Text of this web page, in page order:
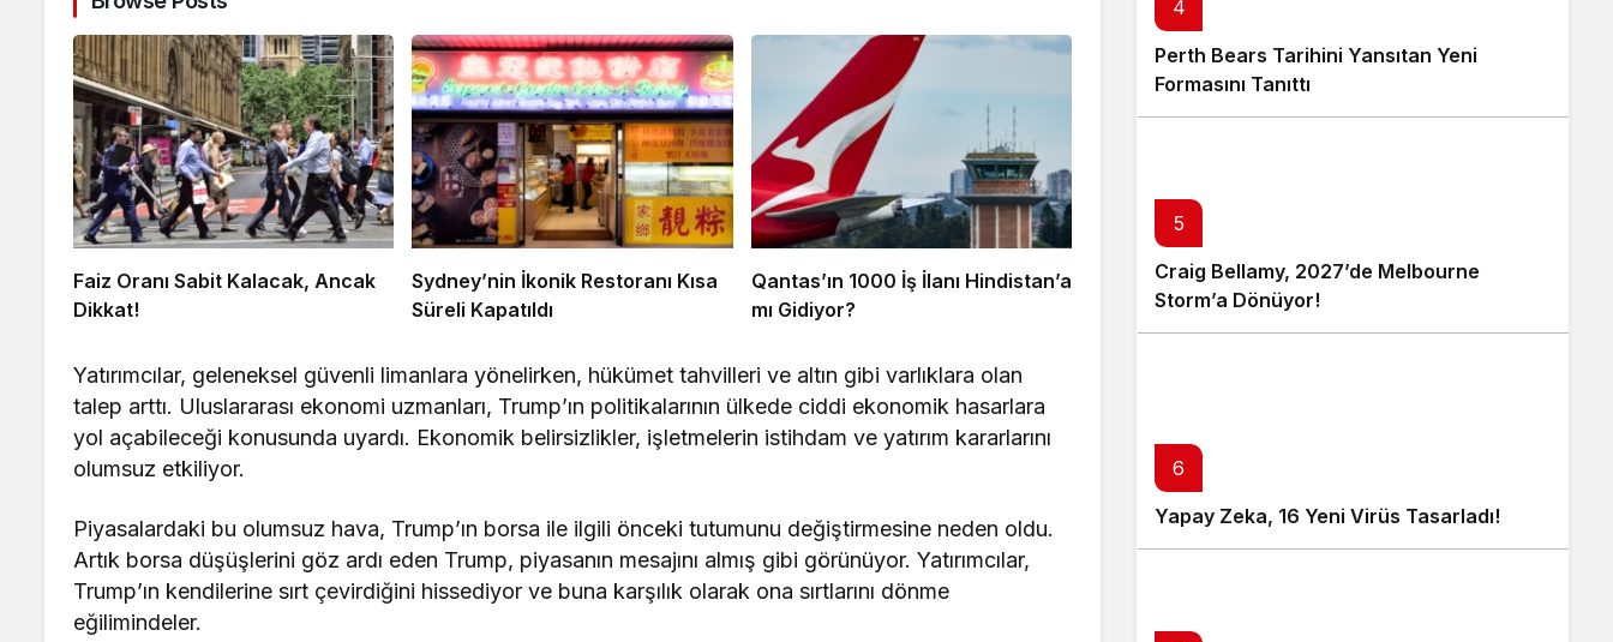
Faiz Oranı Sabit Kalacak, Ancak
Dikkat!
Sydney’nin İkonik Restoranı Kısa
Süreli Kapatıldı
Qantas’ın 1000 İş İlanı Hindistan’a
mı Gidiyor?
Yatırımcılar, geleneksel güvenli limanlara yönelirken, hükümet tahvilleri ve altın gibi varlıklara olan
talep arttı. Uluslararası ekonomi uzmanları, Trump’ın politikalarının ülkede ciddi ekonomik hasarlara
yol açabileceği konusunda uyardı. Ekonomik belirsizlikler, işletmelerin istihdam ve yatırım kararlarını
olumsuz etkiliyor.
Piyasalardaki bu olumsuz hava, Trump’ın borsa ile ilgili önceki tutumunu değiştirmesine neden oldu.
Artık borsa düşüşlerini göz ardı eden Trump, piyasanın mesajını almış gibi görünüyor. Yatırımcılar,
Trump’ın kendilerine sırt çevirdiğini hissediyor ve buna karşılık olarak ona sırtlarını dönme
eğilimindeler.
4
Perth Bears Tarihini Yansıtan Yeni
Formasını Tanıttı
5
Craig Bellamy, 2027’de Melbourne
Storm’a Dönüyor!
6
Yapay Zeka, 16 Yeni Virüs Tasarladı!